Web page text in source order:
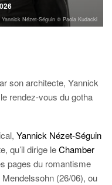
Yannick Nézet-Séguin © Paola Kudacki
son architecte, Yannick
rendez-vous du gotha
Yannick Nézet-Séguin
qu’il dirige leChamber
pages du romantisme
(26/06), ou